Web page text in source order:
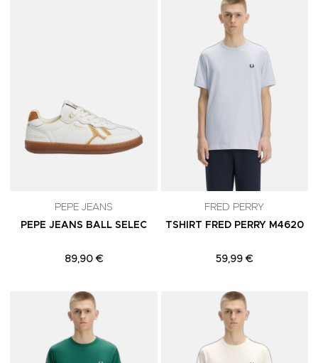
Adicionar aos Favoritos
PEPE JEANS
PEPE JEANS BALL SELEC
89,90 €
FRED PERRY
TSHIRT FRED PERRY M4620
59,99 €
Adicionar aos Favoritos